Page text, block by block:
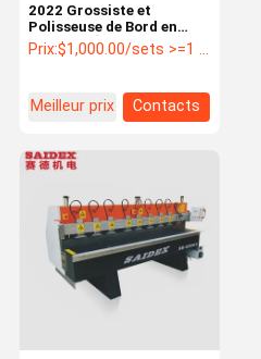
2022 Grossiste et
Polisseuse de Bord en
Diamant Électrique
Portable et Très Efficace
Prix:$1,000.00/sets >=1 sets
Meilleur prix Contacts